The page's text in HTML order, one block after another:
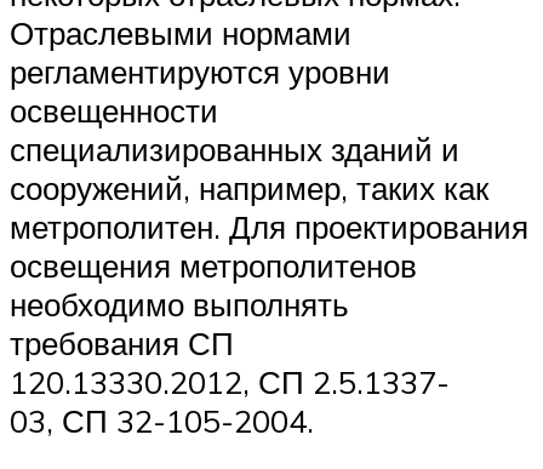
Отраслевыми нормами
регламентируются уровни
освещенности
специализированных зданий и
сооружений, например, таких как
метрополитен. Для проектирования
освещения метрополитенов
необходимо выполнять
требования СП
120.13330.2012, СП 2.5.1337-
03, СП 32-105-2004.